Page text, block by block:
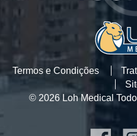
Termos e Condições
© 2026 Loh Medical